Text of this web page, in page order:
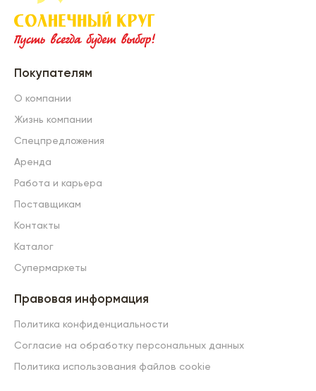
Покупателям
О компании
Жизнь компании
Спецпредложения
Аренда
Работа и карьера
Поставщикам
Контакты
Каталог
Супермаркеты
Правовая информация
Политика конфиденциальности
Согласие на обработку персональных данных
Политика использования файлов cookie